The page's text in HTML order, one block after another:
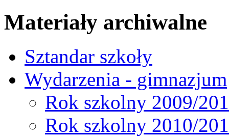
Materiały archiwalne
Sztandar szkoły
Wydarzenia - gimnazjum
Rok szkolny 2009/
Rok szkolny 2010/